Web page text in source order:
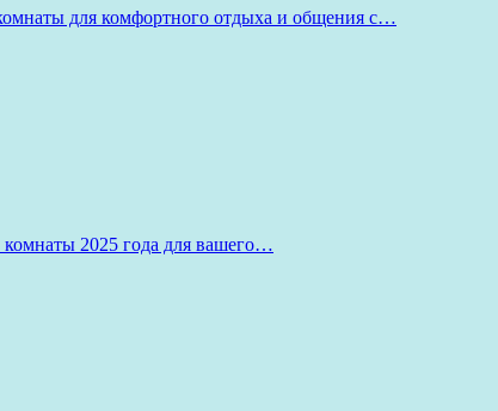
для комфортного отдыха и общения с…
2025 года для вашего…